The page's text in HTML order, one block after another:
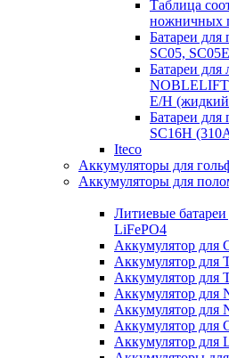
Таблица
ножничных
Батареи
SC05,
Батареи
NOBLELIFT
E/H (жидкий
Батареи
SC16H
Iteco
Аккумуляторы для
Аккумуляторы для
Литиевые
LiFePO4
Аккумулятор для
Аккумулятор для
Аккумулятор для
Аккумулятор для
Аккумулятор для
Аккумулятор для
Аккумулятор для